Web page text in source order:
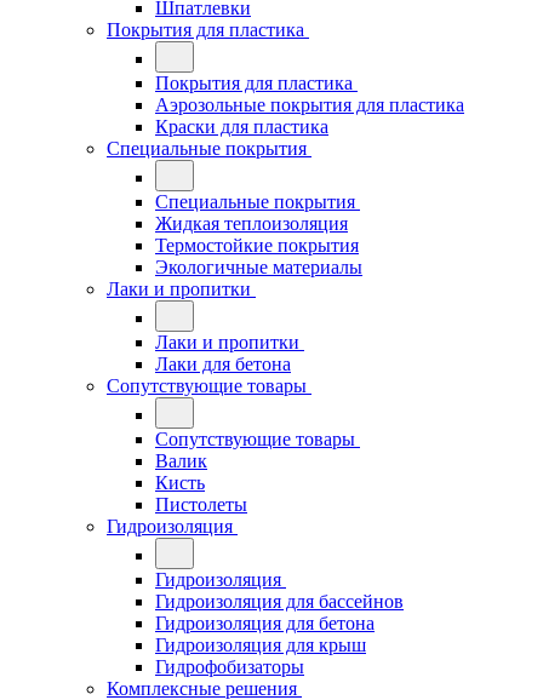
Шпатлевки
Покрытия для пластика
Покрытия для пластика
Аэрозольные покрытия для пластика
Краски для пластика
Специальные покрытия
Специальные покрытия
Жидкая теплоизоляция
Термостойкие покрытия
Экологичные материалы
Лаки и пропитки
Лаки и пропитки
Лаки для бетона
Сопутствующие товары
Сопутствующие товары
Валик
Кисть
Пистолеты
Гидроизоляция
Гидроизоляция
Гидроизоляция для бассейнов
Гидроизоляция для бетона
Гидроизоляция для крыш
Гидрофобизаторы
Комплексные решения